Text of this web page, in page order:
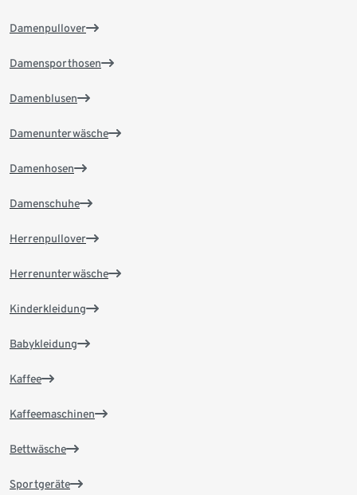
Damenpullover
Damensporthosen
Damenblusen
Damenunterwäsche
Damenhosen
Damenschuhe
Herrenpullover
Herrenunterwäsche
Kinderkleidung
Babykleidung
Kaffee
Kaffeemaschinen
Bettwäsche
Sportgeräte